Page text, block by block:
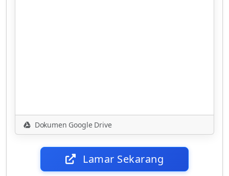
Dokumen Google Drive
Lamar Sekarang